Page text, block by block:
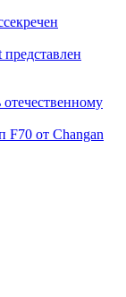
F70 от Changan